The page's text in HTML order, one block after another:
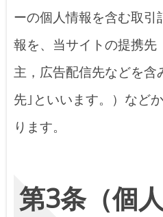
ーの個人情報を含む取
報を、当サイトの提携先
主，広告配信先などを含
先｣といいます。）など
ります。
第3条（個